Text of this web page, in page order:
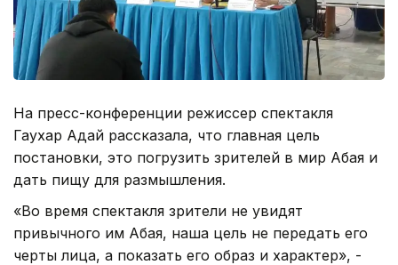
На пресс-конференции режиссер спектакля
Гаухар Адай рассказала, что главная цель
постановки, это погрузить зрителей в мир Абая и
дать пищу для размышления.
«Во время спектакля зрители не увидят
привычного им Абая, наша цель не передать его
черты лица, а показать его образ и характер», -